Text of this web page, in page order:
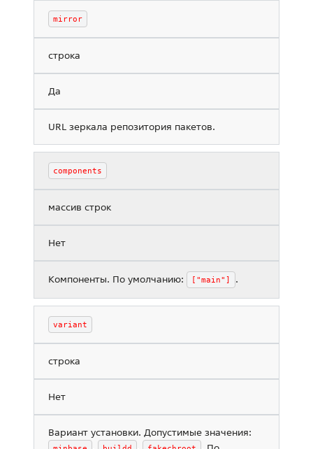
mirror
строка
Да
URL зеркала репозитория пакетов.
components
массив строк
Нет
Компоненты. По умолчанию: ["main"] .
variant
строка
Нет
Вариант установки. Допустимые значения: